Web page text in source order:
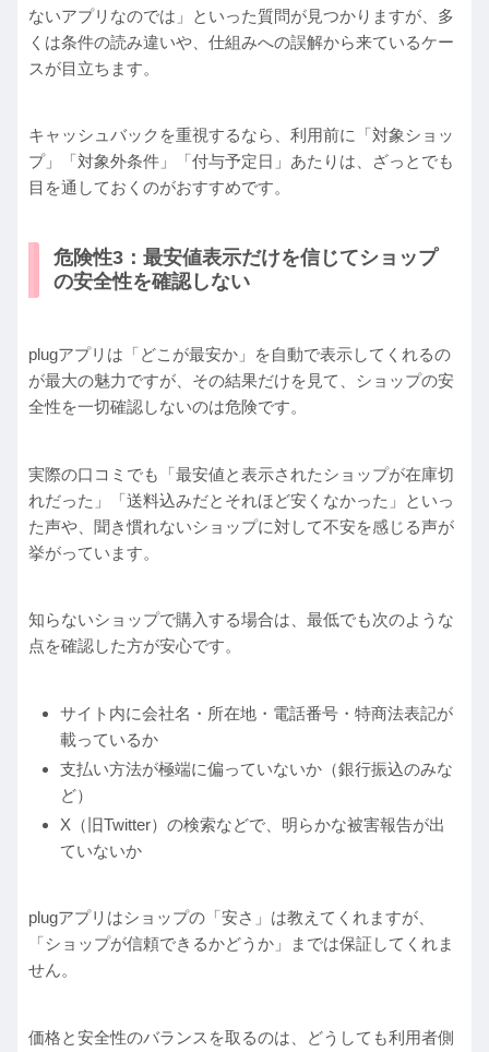
ないアプリなのでは」といった質問が見つかりますが、多
くは条件の読み違いや、仕組みへの誤解から来ているケー
スが目立ちます。
キャッシュバックを重視するなら、利用前に「対象ショッ
プ」「対象外条件」「付与予定日」あたりは、ざっとでも
目を通しておくのがおすすめです。
危険性3：最安値表示だけを信じてショップ
の安全性を確認しない
plugアプリは「どこが最安か」を自動で表示してくれるの
が最大の魅力ですが、その結果だけを見て、ショップの安
全性を一切確認しないのは危険です。
実際の口コミでも「最安値と表示されたショップが在庫切
れだった」「送料込みだとそれほど安くなかった」といっ
た声や、聞き慣れないショップに対して不安を感じる声が
挙がっています。
知らないショップで購入する場合は、最低でも次のような
点を確認した方が安心です。
サイト内に会社名・所在地・電話番号・特商法表記が
載っているか
支払い方法が極端に偏っていないか（銀行振込のみな
ど）
X（旧Twitter）の検索などで、明らかな被害報告が出
ていないか
plugアプリはショップの「安さ」は教えてくれますが、
「ショップが信頼できるかどうか」までは保証してくれま
せん。
価格と安全性のバランスを取るのは、どうしても利用者側